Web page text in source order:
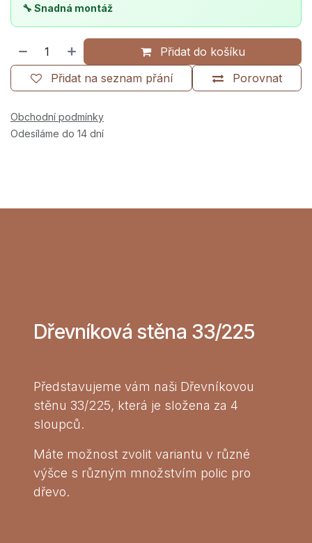
🔧 Snadná montáž
Přidat do košíku
Porovnat
Přidat na seznam přání
Obchodní podmínky
Odesíláme do 14 dní
Dřevníková stěna 33/225
Představujeme vám naši Dřevníkovou
stěnu 33/225, která je složena za 4
sloupců.
Máte možnost zvolit variantu v různé
výšce s různým množstvím polic pro
dřevo.